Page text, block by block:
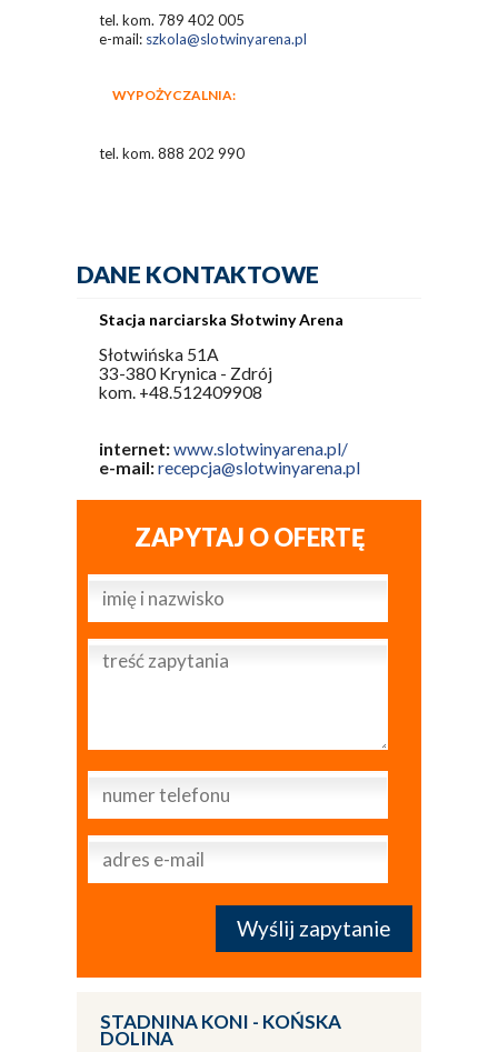
tel. kom. 789 402 005
e-mail: szkola@slotwinyarena.pl
WYPOŻYCZALNIA:
tel. kom. 888 202 990
DANE KONTAKTOWE
Stacja narciarska Słotwiny Arena
Słotwińska 51A
33-380 Krynica - Zdrój
kom. +48.512409908
internet:www.slotwinyarena.pl/
e-mail:recepcja@slotwinyarena.pl
ZAPYTAJ O OFERTĘ
STADNINA KONI - KOŃSKA
DOLINA